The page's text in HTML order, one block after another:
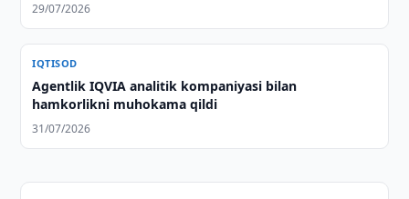
29/07/2026
IQTISOD
Agentlik IQVIA analitik kompaniyasi bilan
hamkorlikni muhokama qildi
31/07/2026